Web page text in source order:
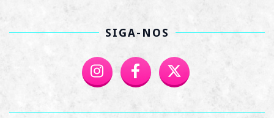
SIGA-NOS